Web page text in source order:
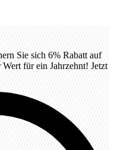
Sie sich 6% Rabatt auf
für ein Jahrzehnt! Jetzt